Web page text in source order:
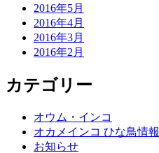
2016年5月
2016年4月
2016年3月
2016年2月
カテゴリー
オウム・インコ
オカメインコ ひな鳥情報
お知らせ